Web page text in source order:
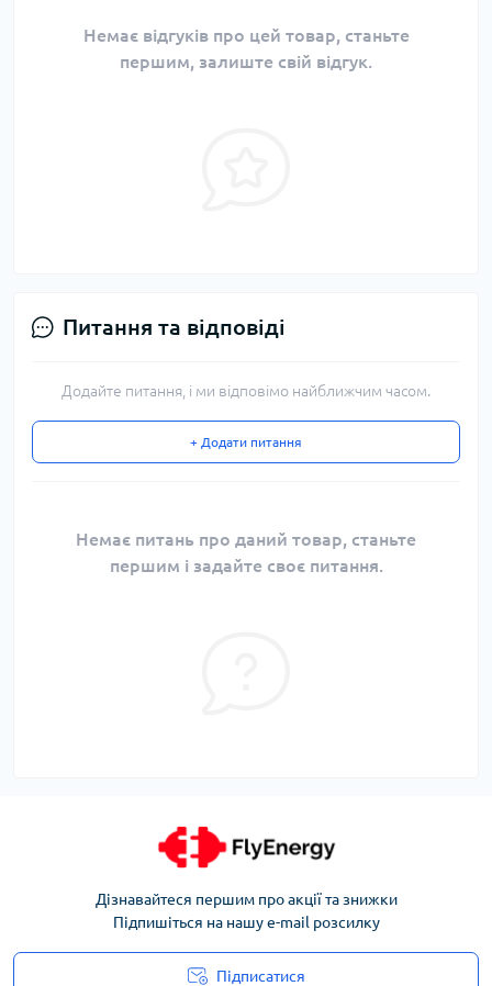
Немає відгуків про цей товар, станьте
першим, залиште свій відгук.
Питання та відповіді
Додайте питання, і ми відповімо найближчим часом.
+ Додати питання
Немає питань про даний товар, станьте
першим і задайте своє питання.
Дізнавайтеся першим про акції та знижки
Підпишіться на нашу e-mail розсилку
Підписатися